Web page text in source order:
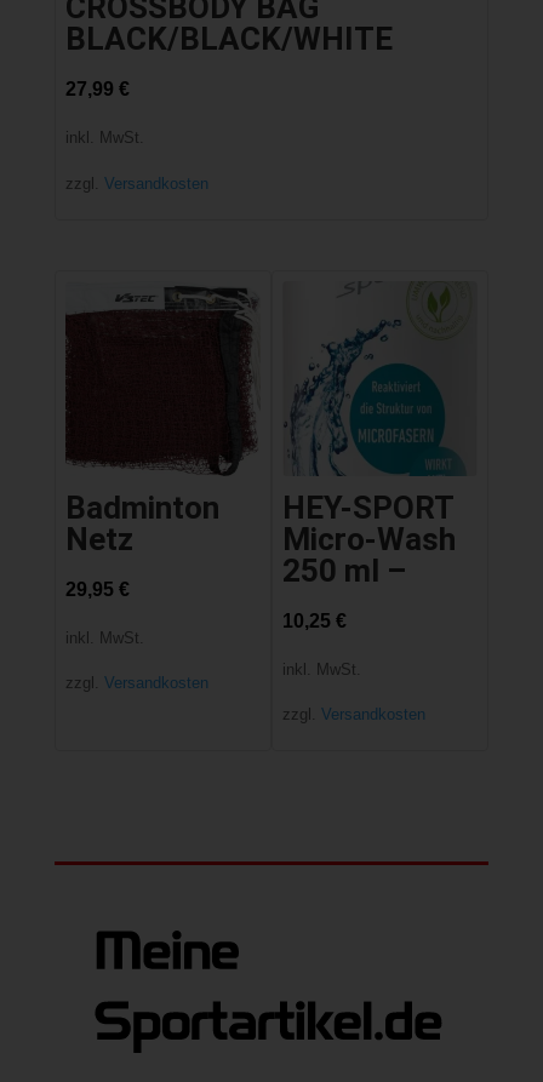
CROSSBODY BAG
BLACK/BLACK/WHITE
27,99 €
inkl. MwSt.
zzgl. Versandkosten
Badminton
Netz
29,95 €
inkl. MwSt.
zzgl. Versandkosten
HEY-SPORT
Micro-Wash
250 ml –
10,25 €
inkl. MwSt.
zzgl. Versandkosten